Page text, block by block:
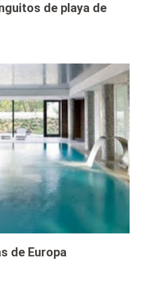
de playa de
de Europa